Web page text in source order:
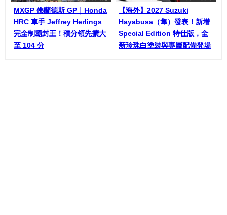
MXGP 佛蘭德斯 GP｜Honda
HRC 車手 Jeffrey Herlings
完全制霸封王！積分領先擴大
至 104 分
【海外】2027 Suzuki
Hayabusa（隼）發表！新增
Special Edition 特仕版，全
新珍珠白塗裝與專屬配備登場